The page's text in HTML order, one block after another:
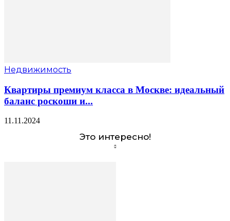
Недвижимость
Квартиры премиум класса в Москве: идеальный
баланс роскоши и...
11.11.2024
Это интересно!